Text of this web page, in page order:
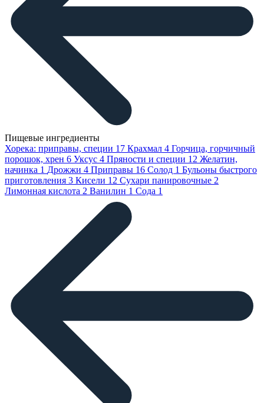
Пищевые ингредиенты
Хорека: приправы, специи 17 Крахмал 4 Горчица, горчичный
порошок, хрен 6 Уксус 4 Пряности и специи 12 Желатин,
начинка 1 Дрожжи 4 Приправы 16 Солод 1 Бульоны быстрого
приготовления 3 Кисели 12 Сухари панировочные 2
Лимонная кислота 2 Ванилин 1 Сода 1